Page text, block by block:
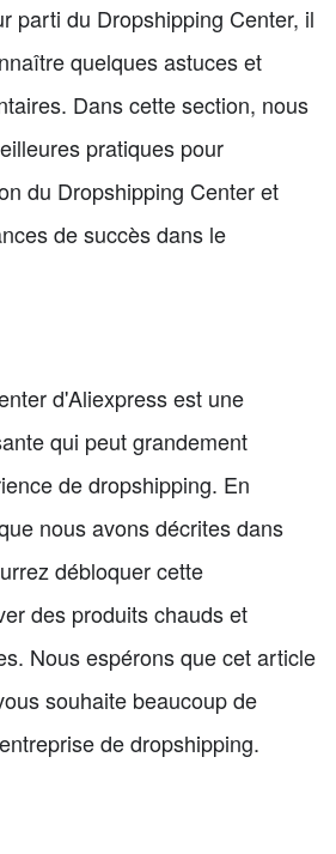
parti du Dropshipping Center, il
quelques astuces et
Dans cette section, nous
pratiques pour
du Dropshipping Center et
de succès dans le
d'Aliexpress est une
qui peut grandement
de dropshipping. En
nous avons décrites dans
débloquer cette
des produits chauds et
Nous espérons que cet article
souhaite beaucoup de
de dropshipping.